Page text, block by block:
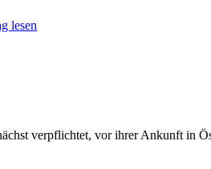
lesen
verpflichtet, vor ihrer Ankunft in